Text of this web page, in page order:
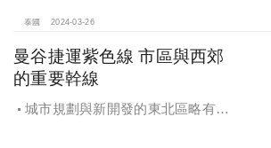
箱！在曼谷有地鐵又有河景的房子 竟
泰國 2024-03-26
曼谷捷運紫色線 市區與西郊
的重要幹線
城市規劃與新開發的東北區略有差